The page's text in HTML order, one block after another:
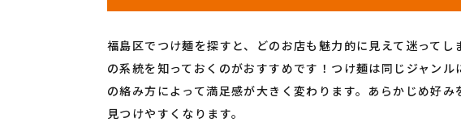
福島区でつけ麺を探すと、どのお店も魅力的に見えて迷って
の系統を知っておくのがおすすめです！つけ麺は同じジャンル
の絡み方によって満足感が大きく変わります。あらかじめ好
見つけやすくなります。